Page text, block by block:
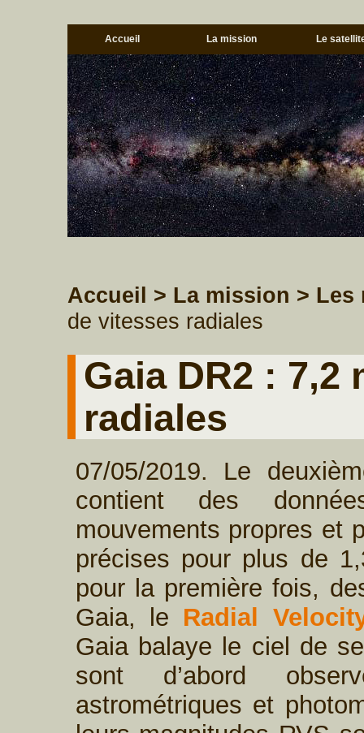
Accueil La mission Le
Accueil > La mission > Les
de vitesses radiales
Gaia DR2 :
radiales
07/05/2019. Le
contient des
mouvements propres et
précises pour plus de
pour la première fois,
Gaia, le Radial
Gaia balaye le ciel de
sont d’abord
astrométriques et